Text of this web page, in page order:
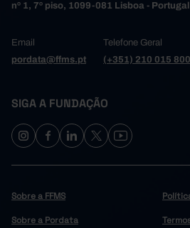
nº 1, 7º piso, 1099-081 Lisboa - Portugal
Email
pordata@ffms.pt
Telefone Geral
(+351) 210 015 800
SIGA A FUNDAÇÃO
Sobre a FFMS
Sobre a Pordata